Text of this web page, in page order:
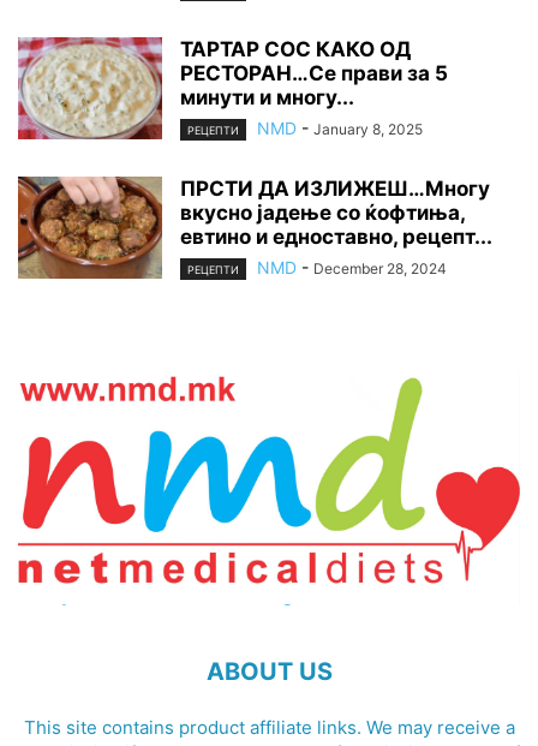
ТАРТАР СОС КАКО ОД
РЕСТОРАН…Се прави за 5
минути и многу...
РЕЦЕПТИ NMD - January 8, 2025
ПРСТИ ДА ИЗЛИЖЕШ…Многу
вкусно јадење со ќофтиња,
евтино и едноставно, рецепт...
РЕЦЕПТИ NMD - December 28, 2024
ABOUT US
This site contains product affiliate links. We may receive a